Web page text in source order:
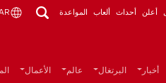
أعلن أحداث ألعاب المواعدة
أخبار البرتغال عالم الأعمال